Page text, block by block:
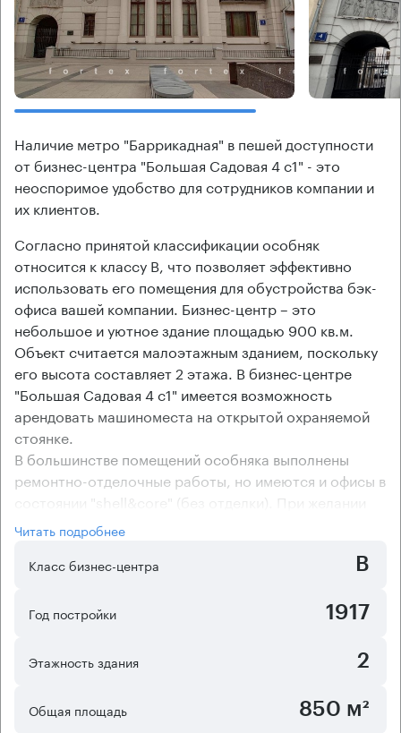
Наличие метро "Баррикадная" в пешей доступности
от бизнес-центра "Большая Садовая 4 с1" - это
неоспоримое удобство для сотрудников компании и
их клиентов.
Согласно принятой классификации особняк
относится к классу В, что позволяет эффективно
использовать его помещения для обустройства бэк-
офиса вашей компании. Бизнес-центр – это
небольшое и уютное здание площадью 900 кв.м.
Объект считается малоэтажным зданием, поскольку
его высота составляет 2 этажа. В бизнес-центре
"Большая Садовая 4 с1" имеется возможность
арендовать машиноместа на открытой охраняемой
стоянке.
В большинстве помещений особняка выполнены
ремонтно-отделочные работы, но имеются и офисы в
состоянии "shell&core" (без отделки). При желании
арендаторы могут оборудовать помещения бизнес-
центра климатической техникой.
Читать подробнее
Класс бизнес-центра
B
Год постройки 1917
Этажность здания 2
Общая площадь 850 м²